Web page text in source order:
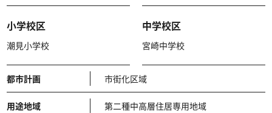
小学校区
潮見小学校
中学校区
宮崎中学校
都市計画 市街化区域
用途地域 第二種中高層住居専用地域